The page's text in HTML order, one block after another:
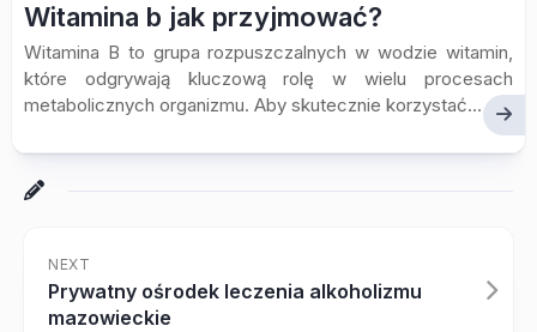
Witamina b jak przyjmować?
Witamina B to grupa rozpuszczalnych w wodzie witamin,
które odgrywają kluczową rolę w wielu procesach
metabolicznych organizmu. Aby skutecznie korzystać...
NEXT
Prywatny ośrodek leczenia alkoholizmu
mazowieckie